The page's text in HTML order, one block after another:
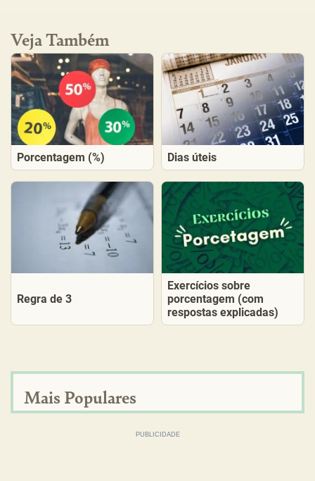
Veja Também
Porcentagem (%) Dias úteis
Regra de 3
Exercícios sobre
porcentagem (com
respostas explicadas)
Mais Populares